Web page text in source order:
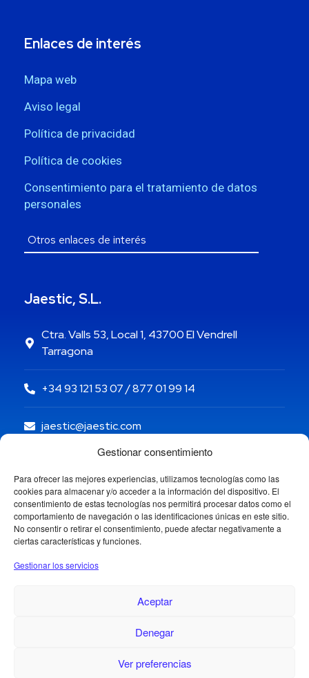
Gestionar consentimiento
Para ofrecer las mejores experiencias, utilizamos tecnologías como las
cookies para almacenar y/o acceder a la información del dispositivo. El
consentimiento de estas tecnologías nos permitirá procesar datos como el
comportamiento de navegación o las identificaciones únicas en este sitio.
No consentir o retirar el consentimiento, puede afectar negativamente a
ciertas características y funciones.
Gestionar los servicios
Aceptar
Denegar
Ver preferencias
Enlaces de interés
Mapa web
Aviso legal
Política de privacidad
Política de cookies
Consentimiento para el tratamiento de datos
personales
Jaestic, S.L.
Ctra. Valls 53, Local 1, 43700 El Vendrell
Tarragona
+34 93 121 53 07 / 877 01 99 14
jaestic@jaestic.com
Copyright © 2024 Jaestic S.L. Todos los derechos